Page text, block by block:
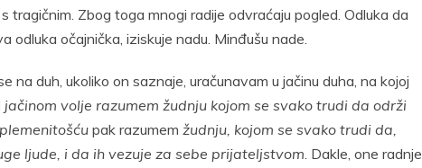
tragičnim. Zbog toga mnogi radije odvraćaju pogled. Odluka da
odluka očajnička, iziskuje nadu. Minđušu nade.
na duh, ukoliko on saznaje, uračunavam u jačinu duha, na kojoj
jačinom volje razumem žudnju kojom se svako trudi da održi
plemenitošću pak razumem žudnju, kojom se svako trudi da,
ljude, i da ih vezuje za sebe prijateljstvom. Dakle, one radnje